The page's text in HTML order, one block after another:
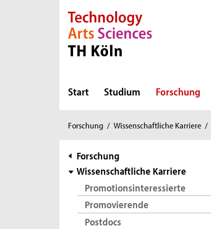
Direkt zur Hauptnavigation
Direkt zur Subnavigation
Direkt zum Inhalt
Direkt zum Fußbereich
Start Studium Forschung
Sie
hier:
Forschung / Wissenschaftliche Karriere /
Subnavigation
Forschung
Wissenschaftliche Karriere
Promotionsinteressierte
Promovierende
Postdocs